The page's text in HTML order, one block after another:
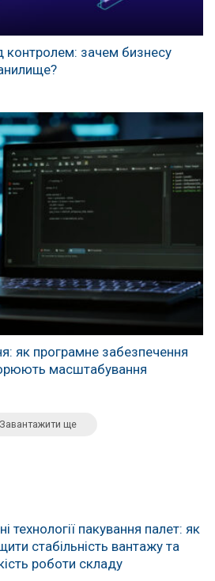
зачем бизнесу
як програмне забезпечення
масштабування
Завантажити ще
технології пакування палет: як
стабільність вантажу та
роботи складу